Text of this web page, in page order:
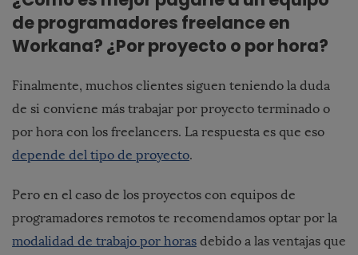
de programadores freelance en
Workana? ¿Por proyecto o por hora?
Finalmente, muchos clientes siguen teniendo la duda
de si conviene más trabajar por proyecto terminado o
por hora con los freelancers. La respuesta es que eso
depende del tipo de proyecto.
Pero en el caso de los proyectos con equipos de
programadores remotos te recomendamos optar por la
modalidad de trabajo por horas debido a las ventajas que